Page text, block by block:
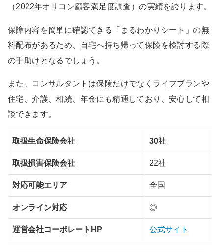
（2022年オリコン顧客満足度調査）の実績を誇ります。
保障内容を簡単に確認できる「まるわかりシート」の無
料配布があるため、自宅へ持ち帰って保険を検討する際
の手助けとなるでしょう。
また、コンサルタントは保険だけでなくライフプランや
住宅、介護、相続、年金にも精通しており、安心して相
談できます。
取扱生命保険会社 30社
取扱損害保険会社 22社
対応可能エリア 全国
オンライン対応 ◎
運営会社コーポレートHP 公式サイト